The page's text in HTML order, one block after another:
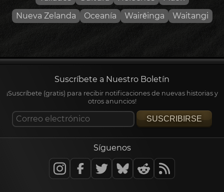
Nueva Zelanda
Oceanía Wairēinga Waitangi
Suscríbete a Nuestro Boletín
¡Suscríbete (gratis) para recibir notificaciones de nuevas historias y
otros anuncios!
SUSCRIBIRSE
Síguenos